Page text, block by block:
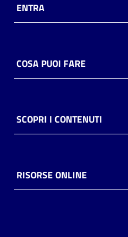
online
Piani
Decentrate
ENTRA
COSA PUOI FARE
SCOPRI I CONTENUTI
RISORSE ONLINE